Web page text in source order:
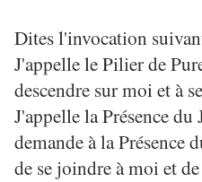
Dites l'invocation
J'appelle le Pilier de
descendre sur moi et à
J'appelle la Présence
demande à la Présence
de se joindre à moi et